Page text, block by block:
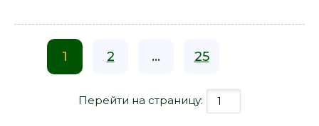
1 2 ... 25
Перейти на страницу: